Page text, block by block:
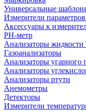
Универсальные
Измерители
Аксессуары к
PH-метр
Анализаторы жидкости
Газоанализаторы
Анализаторы угарного
Анализаторы
Анализаторы ртути
Анемометры
Детекторы
Измерители